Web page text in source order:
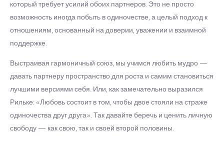
который требует усилий обоих партнеров. Это не просто
возможность иногда побыть в одиночестве, а целый подход к
отношениям, основанный на доверии, уважении и взаимной
поддержке.
Выстраивая гармоничный союз, мы учимся любить мудро —
давать партнеру пространство для роста и самим становиться
лучшими версиями себя. Или, как замечательно выразился
Рильке: «Любовь состоит в том, чтобы двое стояли на страже
одиночества друг друга». Так давайте беречь и ценить личную
свободу — как свою, так и своей второй половины.